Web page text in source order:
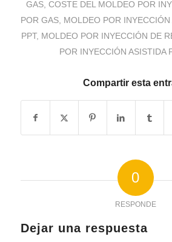
GAS ,COSTE DEL MOLDEO POR
POR GAS MOLDEO POR
PPT, MOLDEO POR INYECCIÓN DE
POR INYECCIÓN ASISTIDA
Compartir esta
0
RESPONDE
Dejar una respuesta
DA
HU